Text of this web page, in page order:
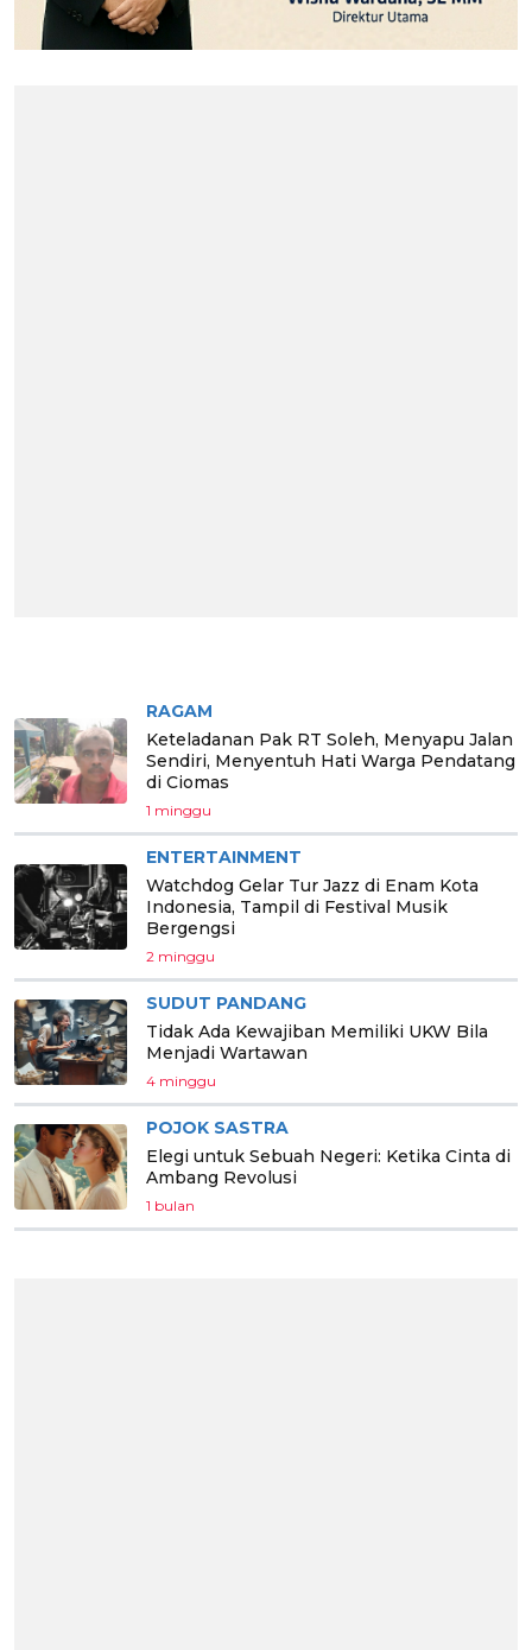
RAGAM
Keteladanan Pak RT Soleh, Menyapu Jalan
Sendiri, Menyentuh Hati Warga Pendatang
di Ciomas
1 minggu
ENTERTAINMENT
Watchdog Gelar Tur Jazz di Enam Kota
Indonesia, Tampil di Festival Musik
Bergengsi
2 minggu
SUDUT PANDANG
Tidak Ada Kewajiban Memiliki UKW Bila
Menjadi Wartawan
4 minggu
POJOK SASTRA
Elegi untuk Sebuah Negeri: Ketika Cinta di
Ambang Revolusi
1 bulan